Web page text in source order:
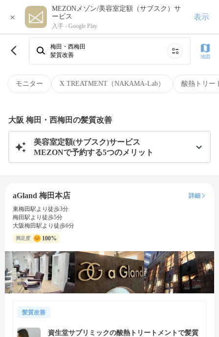
×
MEZONメゾン/美容室定額（サブスク）サ
ービス
入手 - Google Play
表示
モニター X TREATMENT（NAKAMA-Lab） 酸熱トリー
梅田・西梅田
髪質改善
地図
大阪 梅田・西梅田の髪質改善
美容室定額(サブスク)サービス
MEZONで予約する5つのメリット
aGland 梅田本店
詳細
東梅田駅より徒歩3分
梅田駅より徒歩5分
大阪梅田駅より徒歩6分
満足度 100%
髪質改善
資生堂サブリミックの酸熱トリートメントで髪質